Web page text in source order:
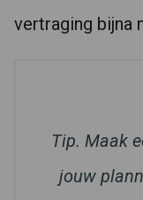
vertraging bijna
Tip. Maak
jouw